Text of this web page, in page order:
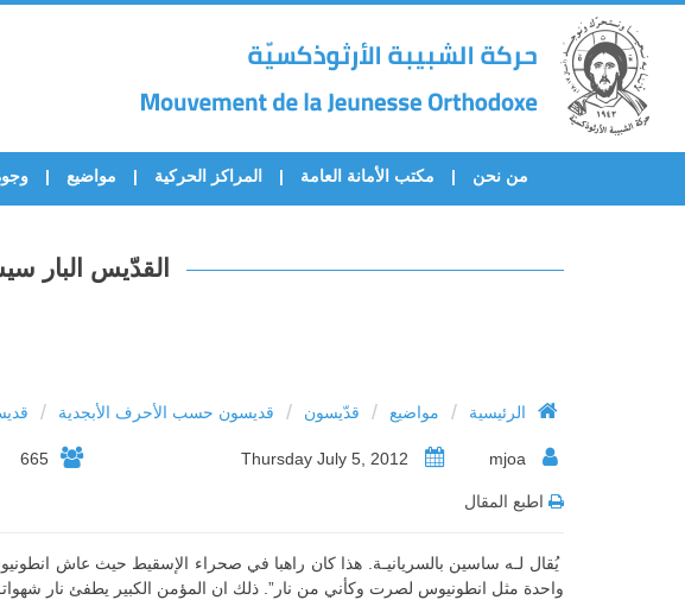
من نحن مكتب الأمانة العامة المراكز الحركية مواضيع
القدّيس البار
الرئيسية / مواضيع / قدّيسون / قديسون حسب الأحرف الأبجدية /
665
اطبع المقال
واحدة مثل انطونيوس لصرت وكأني من نار”. ذلك ان المؤمن الكبير يطفئ نار